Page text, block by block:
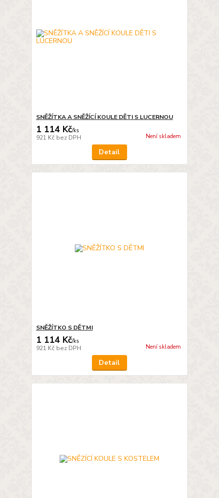
SNĚŽÍTKA A SNĚŽÍCÍ KOULE DĚTI S LUCERNOU
1 114 Kč/ks
921 Kč bez DPH Není skladem
Detail
SNĚŽÍTKO S DĚTMI
1 114 Kč/ks
921 Kč bez DPH Není skladem
Detail